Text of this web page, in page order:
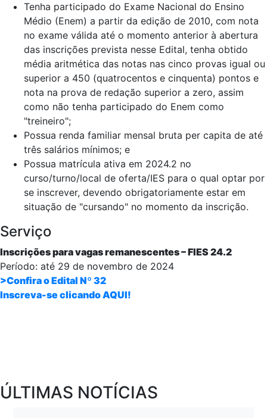
Tenha participado do Exame Nacional do Ensino
Médio (Enem) a partir da edição de 2010, com nota
no exame válida até o momento anterior à abertura
das inscrições prevista nesse Edital, tenha obtido
média aritmética das notas nas cinco provas igual ou
superior a 450 (quatrocentos e cinquenta) pontos e
nota na prova de redação superior a zero, assim
como não tenha participado do Enem como
"treineiro";
Possua renda familiar mensal bruta per capita de até
três salários mínimos; e
Possua matrícula ativa em 2024.2 no
curso/turno/local de oferta/IES para o qual optar por
se inscrever, devendo obrigatoriamente estar em
situação de "cursando" no momento da inscrição.
Serviço
Inscrições para vagas remanescentes – FIES 24.2
Período: até 29 de novembro de 2024
>Confira o Edital Nº 32
Inscreva-se clicando AQUI!
ÚLTIMAS NOTÍCIAS